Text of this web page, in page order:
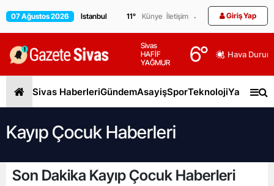
07 Ağustos 2026 11° Künye İletişim Giriş Yap
Sivas
HAFİF
YAĞMUR
6° Hava
Sivas HaberleriGündemAsayişSporTeknolojiYaşam
Kayıp Çocuk Haberleri
Son Dakika Kayıp Çocuk Haberleri